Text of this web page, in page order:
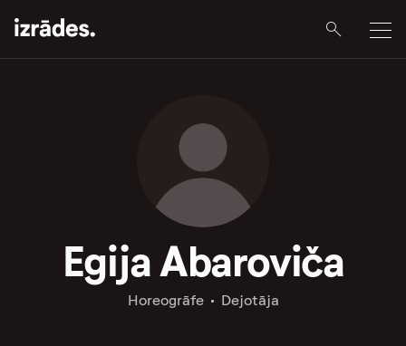
Egija Abaroviča
Horeogrāfe Dejotāja